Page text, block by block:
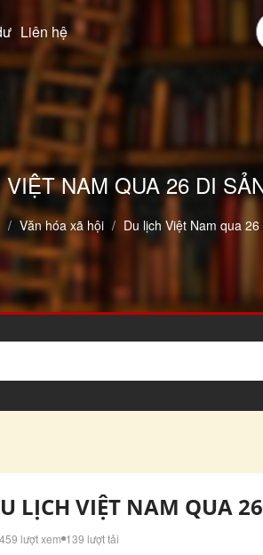
Liên hệ
NAM QUA 26 DI
Văn hóa xã hội Du lịch Việt Nam qua
LỊCH VIỆT NAM QUA
lượt xem 139 lượt tải